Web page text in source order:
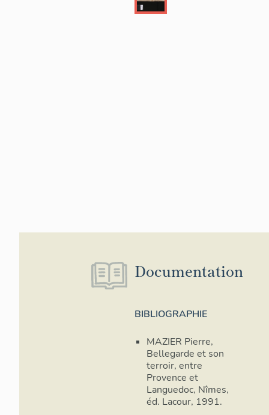
Documentation
BIBLIOGRAPHIE
MAZIER Pierre,
Bellegarde et son
terroir, entre
Provence et
Languedoc, Nîmes,
éd. Lacour, 1991.